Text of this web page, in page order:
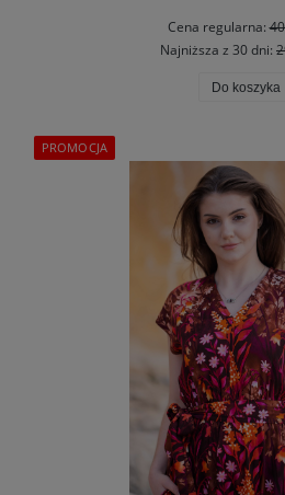
Cena regularna:
Najniższa z 30 dni:
Do koszyka
PROMOCJA